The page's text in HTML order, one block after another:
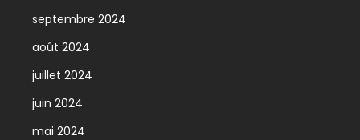
septembre 2024
août 2024
juillet 2024
juin 2024
mai 2024